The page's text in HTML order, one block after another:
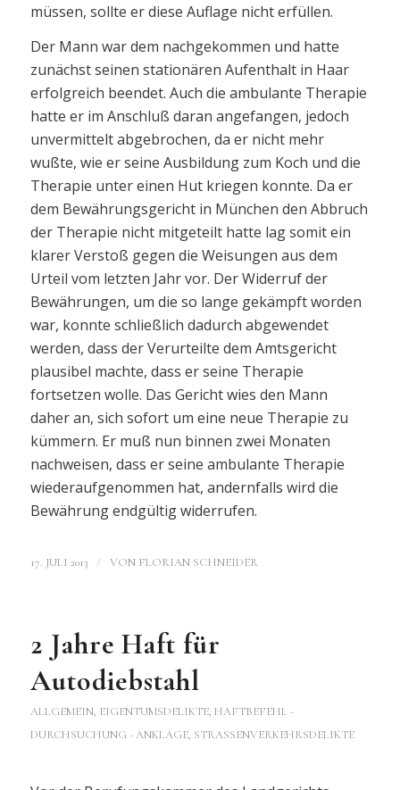
müssen, sollte er diese Auflage nicht erfüllen.
Der Mann war dem nachgekommen und hatte
zunächst seinen stationären Aufenthalt in Haar
erfolgreich beendet. Auch die ambulante Therapie
hatte er im Anschluß daran angefangen, jedoch
unvermittelt abgebrochen, da er nicht mehr
wußte, wie er seine Ausbildung zum Koch und die
Therapie unter einen Hut kriegen konnte. Da er
dem Bewährungsgericht in München den Abbruch
der Therapie nicht mitgeteilt hatte lag somit ein
klarer Verstoß gegen die Weisungen aus dem
Urteil vom letzten Jahr vor. Der Widerruf der
Bewährungen, um die so lange gekämpft worden
war, konnte schließlich dadurch abgewendet
werden, dass der Verurteilte dem Amtsgericht
plausibel machte, dass er seine Therapie
fortsetzen wolle. Das Gericht wies den Mann
daher an, sich sofort um eine neue Therapie zu
kümmern. Er muß nun binnen zwei Monaten
nachweisen, dass er seine ambulante Therapie
wiederaufgenommen hat, andernfalls wird die
Bewährung endgültig widerrufen.
17. JULI 2013 / VON FLORIAN SCHNEIDER
2 Jahre Haft für
Autodiebstahl
ALLGEMEIN, EIGENTUMSDELIKTE, HAFTBEFEHL -
DURCHSUCHUNG - ANKLAGE, STRASSENVERKEHRSDELIKTE